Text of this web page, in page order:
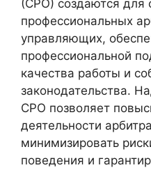
(СРО) создаются для
профессиональных
управляющих,
профессиональной
качества работы и
законодательства.
СРО позволяет
деятельности
минимизировать
поведения и